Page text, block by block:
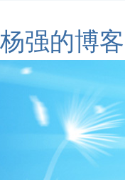
杨强的博客